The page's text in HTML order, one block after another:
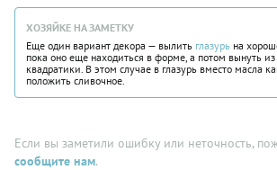
ХОЗЯЙКЕ НА ЗАМЕТКУ
Еще один вариант декора — вылить глазурь на
пока оно еще находиться в форме, а потом вынуть из
квадратики. В этом случае в глазурь вместо масла
положить сливочное.
Если вы заметили ошибку или неточность,
сообщите нам.